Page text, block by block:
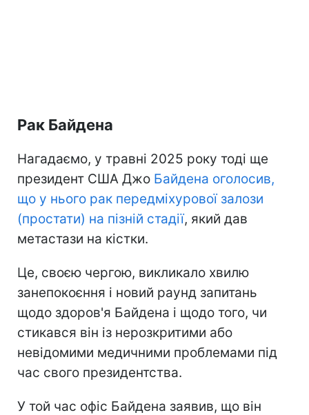
Рак Байдена
Нагадаємо, у травні 2025 року тоді ще
президент США Джо Байдена оголосив,
що у нього рак передміхурової залози
(простати) на пізній стадії, який дав
метастази на кістки.
Це, своєю чергою, викликало хвилю
занепокоєння і новий раунд запитань
щодо здоров'я Байдена і щодо того, чи
стикався він із нерозкритими або
невідомими медичними проблемами під
час свого президентства.
У той час офіс Байдена заявив, що він